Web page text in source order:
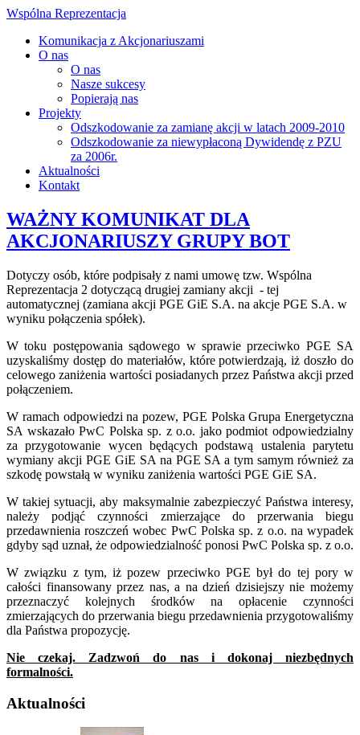
Wspólna Reprezentacja
Komunikacja z Akcjonariuszami
O nas
O nas
Nasze sukcesy
Popierają nas
Projekty
Odszkodowanie za zamianę akcji w latach 2009-2010
Odszkodowanie za niewypłaconą Dywidendę z PZU
za 2006r.
Aktualności
Kontakt
WAŻNY KOMUNIKAT DLA
AKCJONARIUSZY GRUPY BOT
Dotyczy osób, które podpisały z nami umowę tzw. Wspólna
Reprezentacja 2 dotyczącą drugiej zamiany akcji - tej
automatycznej (zamiana akcji PGE GiE S.A. na akcje PGE S.A. w
wyniku połączenia spółek).
W toku postępowania sądowego w sprawie przeciwko PGE SA
uzyskaliśmy dostęp do materiałów, które potwierdzają, iż doszło do
celowego zaniżenia wartości posiadanych przez Państwa akcji przed
połączeniem.
W ramach odpowiedzi na pozew, PGE Polska Grupa Energetyczna
SA wskazało PwC Polska sp. z o.o. jako podmiot odpowiedzialny
za przygotowanie wycen będących podstawą ustalenia parytetu
wymiany akcji PGE GiE SA na PGE SA a tym samym również za
szkodę powstałą w wyniku zaniżenia wartości PGE GiE SA.
W takiej sytuacji, aby maksymalnie zabezpieczyć Państwa interesy,
należy podjąć czynności zmierzające do przerwania biegu
przedawnienia roszczeń wobec PwC Polska sp. z o.o. na wypadek
gdyby sąd uznał, że odpowiedzialność ponosi PwC Polska sp. z o.o.
W związku z tym, iż pozew przeciwko PGE był do tej pory w
całości finansowany przez nas, a na dzień dzisiejszy nie możemy
przeznaczyć kolejnych środków na opłacenie czynności
zmierzających do przerwania biegu przedawnienia przygotowaliśmy
dla Państwa propozycję.
Nie czekaj. Zadzwoń do nas i dokonaj niezbędnych
formalności.
Aktualności